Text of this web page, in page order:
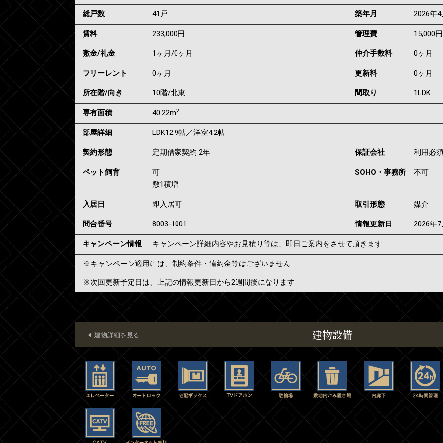
総戸数 41戸 築年月 2026年4
賃料 233,000円 管理費 15,000円
敷金/礼金 1ヶ月 /0ヶ月 仲介手数料 0ヶ月
フリーレント 0ヶ月 更新料 0ヶ月
所在階/向き 10階/北東 間取り 1LDK
専有面積 40.22m2
部屋詳細 LDK12.9帖／洋室4.2帖
契約形態 定期借家契約 2年 保証会社 利用必須
ペット飼育
可
敷1積増
SOHO・事務所 不可
入居日 即入居可 取引形態 媒介
問合番号 8003-1001 情報更新日 2026年
キャンペーン情報 キャンペーン詳細内容やお見積り等は、即日ご案内をさせて頂きます
※キャンペーン適用には、制約条件・違約金等はございません
※次回更新予定日は、上記の情報更新日から2週間後になります
建物設備
建物詳細を見る